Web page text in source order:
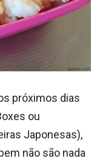
próximos dias
ou
Japonesas),
não são nada